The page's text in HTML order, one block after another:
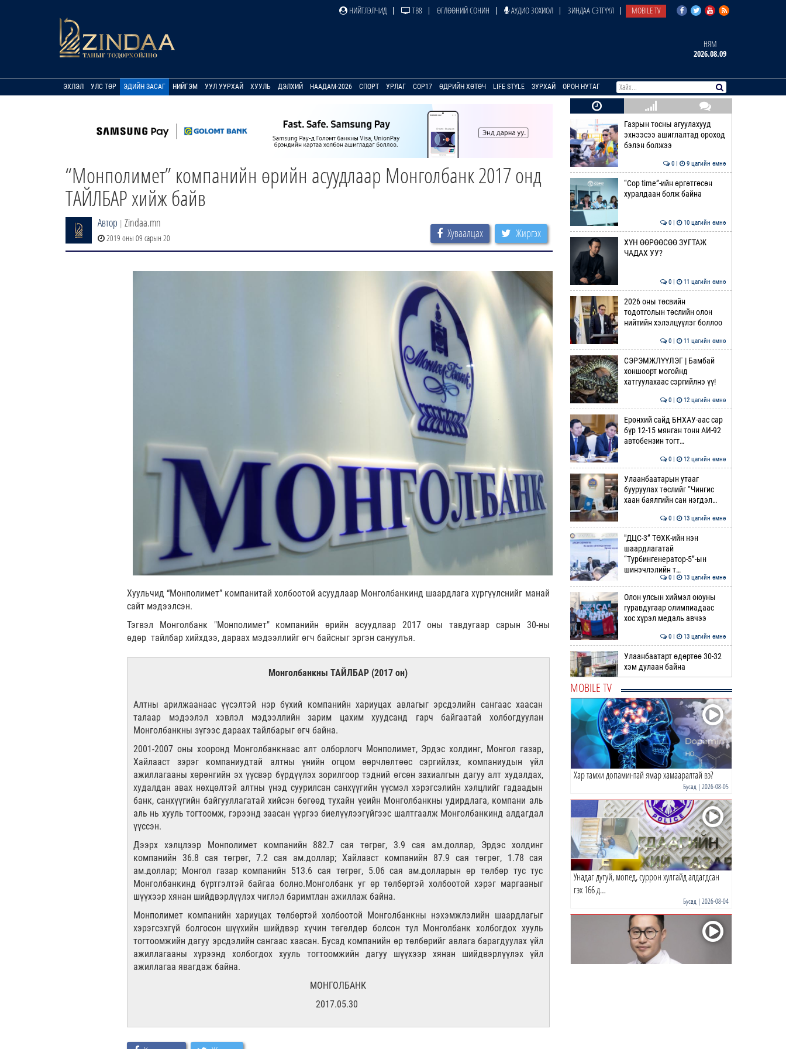
НИЙТЛЭЛЧИД ТВ8 ӨГЛӨӨНИЙ СОНИН АУДИО ЗОХИОЛ ЗИНДАА СЭТГҮҮЛ MOBILE TV
НЯМ
2026.08.09
ЭХЛЭЛ УЛС ТӨР ЭДИЙН ЗАСАГ НИЙГЭМ УУЛ УУРХАЙ ХУУЛЬ ДЭЛХИЙ НААДАМ-2026 СПОРТ УРЛАГ COP17 ӨДРИЙН ХӨТӨЧ LIFE STYLE ЗУРХАЙ ОРОН НУТАГ
“Монполимет” компанийн өрийн асуудлаар Монголбанк 2017 онд
ТАЙЛБАР хийж байв
Автор | Zindaa.mn
2019 оны 09 сарын 20 Хуваалцах Жиргэх
Хуульчид “Монполимет” компанитай холбоотой асуудлаар Монголбанкинд шаардлага хүргүүлснийг манай
сайт мэдээлсэн.
Тэгвэл Монголбанк "Монполимет" компанийн өрийн асуудлаар 2017 оны тавдугаар сарын 30-ны
өдөр тайлбар хийхдээ, дараах мэдээллийг өгч байсныг эргэн сануулъя.
Монголбанкны ТАЙЛБАР (2017 он)
Алтны арилжаанаас үүсэлтэй нэр бүхий компанийн хариуцах авлагыг эрсдэлийн сангаас хаасан
талаар мэдээлэл хэвлэл мэдээллийн зарим цахим хуудсанд гарч байгаатай холбогдуулан
Монголбанкны зүгээс дараах тайлбарыг өгч байна.
2001-2007 оны хооронд Монголбанкнаас алт олборлогч Монполимет, Эрдэс холдинг, Монгол газар,
Хайлааст зэрэг компаниудтай алтны үнийн огцом өөрчлөлтөөс сэргийлэх, компаниудын үйл
ажиллагааны хөрөнгийн эх үүсвэр бүрдүүлэх зорилгоор тэдний өгсөн захиалгын дагуу алт худалдах,
худалдан авах нөхцөлтэй алтны үнэд суурилсан санхүүгийн үүсмэл хэрэгсэлийн хэлцлийг гадаадын
банк, санхүүгийн байгууллагатай хийсэн бөгөөд тухайн үеийн Монголбанкны удирдлага, компани аль
аль нь хууль тогтоомж, гэрээнд заасан үүргээ биелүүлээгүйгээс шалтгаалж Монголбанкинд алдагдал
үүссэн.
Дээрх хэлцлээр Монполимет компанийн 882.7 сая төгрөг, 3.9 сая ам.доллар, Эрдэс холдинг
компанийн 36.8 сая төгрөг, 7.2 сая ам.доллар; Хайлааст компанийн 87.9 сая төгрөг, 1.78 сая
ам.доллар; Монгол газар компанийн 513.6 сая төгрөг, 5.06 сая ам.долларын өр төлбөр тус тус
Монголбанкинд бүртгэлтэй байгаа болно.Монголбанк уг өр төлбөртэй холбоотой хэрэг маргааныг
шүүхээр хянан шийдвэрлүүлэх чиглэл баримтлан ажиллаж байна.
Монполимет компанийн хариуцах төлбөртэй холбоотой Монголбанкны нэхэмжлэлийн шаардлагыг
хэрэгсэхгүй болгосон шүүхийн шийдвэр хүчин төгөлдөр болсон тул Монголбанк холбогдох хууль
тогтоомжийн дагуу эрсдэлийн сангаас хаасан. Бусад компанийн өр төлбөрийг авлага барагдуулах үйл
ажиллагааны хүрээнд холбогдох хууль тогтоомжийн дагуу шүүхээр хянан шийдвэрлүүлэх үйл
ажиллагаа явагдаж байна.
МОНГОЛБАНК
2017.05.30
Газрын тосны агуулахууд
эхнээсээ ашиглалтад ороход
бэлэн болжээ
0 | 9 цагийн өмнө
“Cop time”-ийн өргөтгөсөн
хуралдаан болж байна
0 | 10 цагийн өмнө
ХҮН ӨӨРӨӨСӨӨ ЗУГТАЖ
ЧАДАХ УУ?
0 | 11 цагийн өмнө
2026 оны төсвийн
тодотголын төслийн олон
нийтийн хэлэлцүүлэг боллоо
0 | 11 цагийн өмнө
СЭРЭМЖЛҮҮЛЭГ | Бамбай
хоншоорт могойнд
хатгуулахаас сэргийлнэ үү!
0 | 12 цагийн өмнө
Ерөнхий сайд БНХАУ-аас сар
бүр 12-15 мянган тонн АИ-92
автобензин тогт…
0 | 12 цагийн өмнө
Улаанбаатарын утааг
бууруулах төслийг “Чингис
хаан баялгийн сан нэгдэл…
0 | 13 цагийн өмнө
"ДЦС-3” ТӨХК-ийн нэн
шаардлагатай
“Турбингенератор-5”-ын
шинэчлэлийн т…
0 | 13 цагийн өмнө
Олон улсын хиймэл оюуны
гуравдугаар олимпиадаас
хос хүрэл медаль авчээ
0 | 13 цагийн өмнө
Улаанбаатарт өдөртөө 30-32
хэм дулаан байна
ДОРНЫН ЗУРХАЙ | Морь,
нохой жилтнээ аливаа үйлийг
хийхэд эерэг сайн
0 | 14 цагийн өмнө
ӨГЛӨӨНИЙ МЭНД!
0 | 15 цагийн өмнө
MOBILE TV
Хар тамхи допаминтай ямар хамааралтай вэ?
Бусад | 2026-08-05
Унадаг дугуй, мопед, суррон хулгайд алдагдсан
гэх 166 д…
Бусад | 2026-08-04